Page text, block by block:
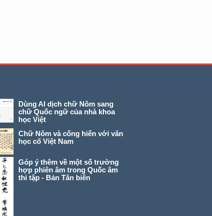
Dùng AI dịch chữ Nôm sang
chữ Quốc ngữ của nhà khoa
học Việt
Chữ Nôm và cống hiến với văn
học cổ Việt Nam
Góp ý thêm về một số trường
hợp phiên âm trong Quốc âm
thi tập - Bản Tân biên